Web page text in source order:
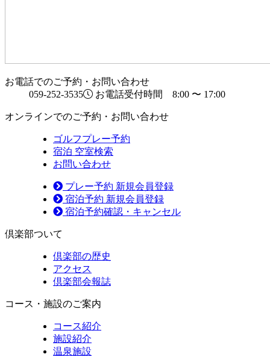
お電話でのご予約・お問い合わせ
059-252-3535
お電話受付時間 8:00 〜 17:00
オンラインでのご予約・お問い合わせ
ゴルフプレー予約
宿泊 空室検索
お問い合わせ
プレー予約 新規会員登録
宿泊予約 新規会員登録
宿泊予約確認・キャンセル
倶楽部ついて
倶楽部の歴史
アクセス
倶楽部会報誌
コース・施設のご案内
コース紹介
施設紹介
温泉施設